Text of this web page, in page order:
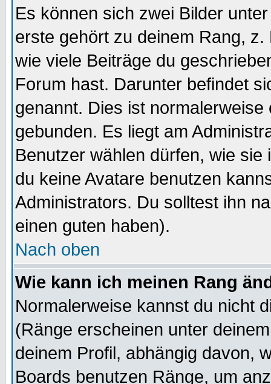
Es können sich zwei Bilder
erste gehört zu deinem Rang,
wie viele Beiträge du
Forum hast. Darunter befindet
genannt. Dies ist
gebunden. Es liegt am
Benutzer wählen dürfen, wie
du keine Avatare benutzen
Administrators. Du solltest ihn
einen guten haben).
Nach oben
Wie kann ich meinen Rang
Normalerweise kannst du nicht
(Ränge erscheinen unter
deinem Profil, abhängig davon,
Boards benutzen Ränge, um